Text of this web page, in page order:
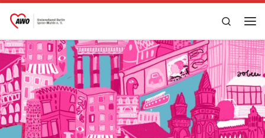
Zum Inhalt springen
Search